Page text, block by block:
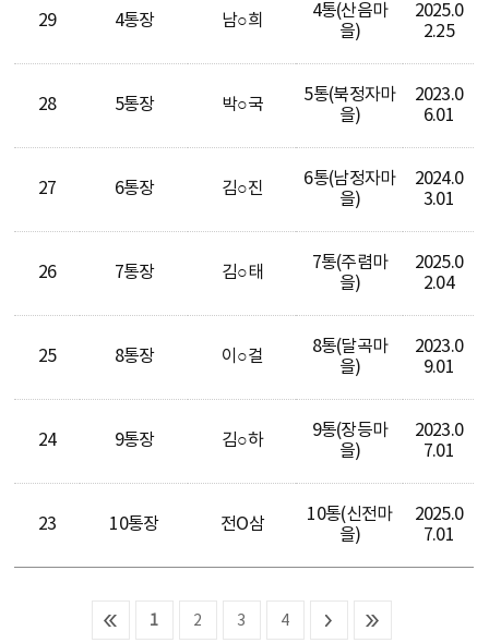
29 4통장 남○희
4통(산음마
을)
2025.0
2.25
28 5통장 박○국
5통(북정자마
을)
2023.0
6.01
27 6통장 김○진
6통(남정자마
을)
2024.0
3.01
26 7통장 김○태
7통(주렴마
을)
2025.0
2.04
25 8통장 이○걸
8통(달곡마
을)
2023.0
9.01
24 9통장 김○하
9통(장등마
을)
2023.0
7.01
23 10통장 전O삼
10통(신전마
을)
2025.0
7.01
1 2 3 4